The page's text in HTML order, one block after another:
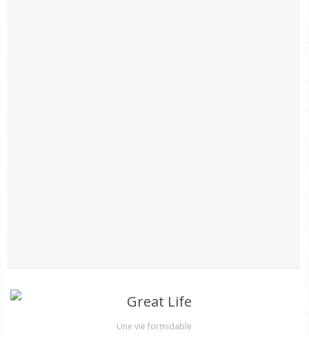
Une vie formidable